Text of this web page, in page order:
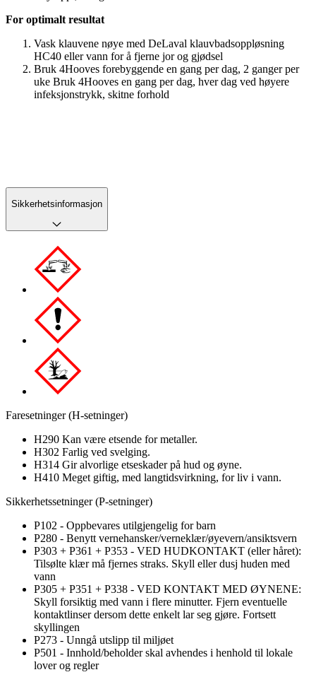
For optimalt resultat
Vask klauvene nøye med DeLaval klauvbadsoppløsning
HC40 eller vann for å fjerne jor og gjødsel
Bruk 4Hooves forebyggende en gang per dag, 2 ganger per
uke Bruk 4Hooves en gang per dag, hver dag ved høyere
infeksjonstrykk, skitne forhold
Sikkerhetsinformasjon
Faresetninger (H-setninger)
H290 Kan være etsende for metaller.
H302 Farlig ved svelging.
H314 Gir alvorlige etseskader på hud og øyne.
H410 Meget giftig, med langtidsvirkning, for liv i vann.
Sikkerhetssetninger (P-setninger)
P102 - Oppbevares utilgjengelig for barn
P280 - Benytt vernehansker/verneklær/øyevern/ansiktsvern
P303 + P361 + P353 - VED HUDKONTAKT (eller håret):
Tilsølte klær må fjernes straks. Skyll eller dusj huden med
vann
P305 + P351 + P338 - VED KONTAKT MED ØYNENE:
Skyll forsiktig med vann i flere minutter. Fjern eventuelle
kontaktlinser dersom dette enkelt lar seg gjøre. Fortsett
skyllingen
P273 - Unngå utslipp til miljøet
P501 - Innhold/beholder skal avhendes i henhold til lokale
lover og regler